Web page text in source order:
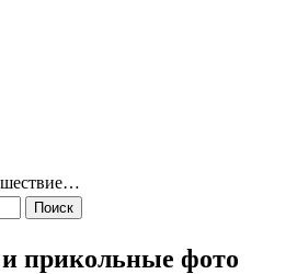
прикольные фото